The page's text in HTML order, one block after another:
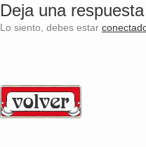
Deja una respuesta
Lo siento, debes estar